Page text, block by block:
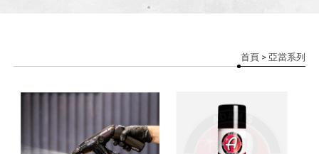
首頁 > 亞當系列